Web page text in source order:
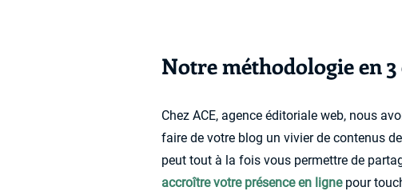
Notre méthodologie en 3
Chez ACE, agence éditoriale web, nous
faire de votre blog un vivier de contenus
peut tout à la fois vous permettre de
accroître votre présence en lignepour